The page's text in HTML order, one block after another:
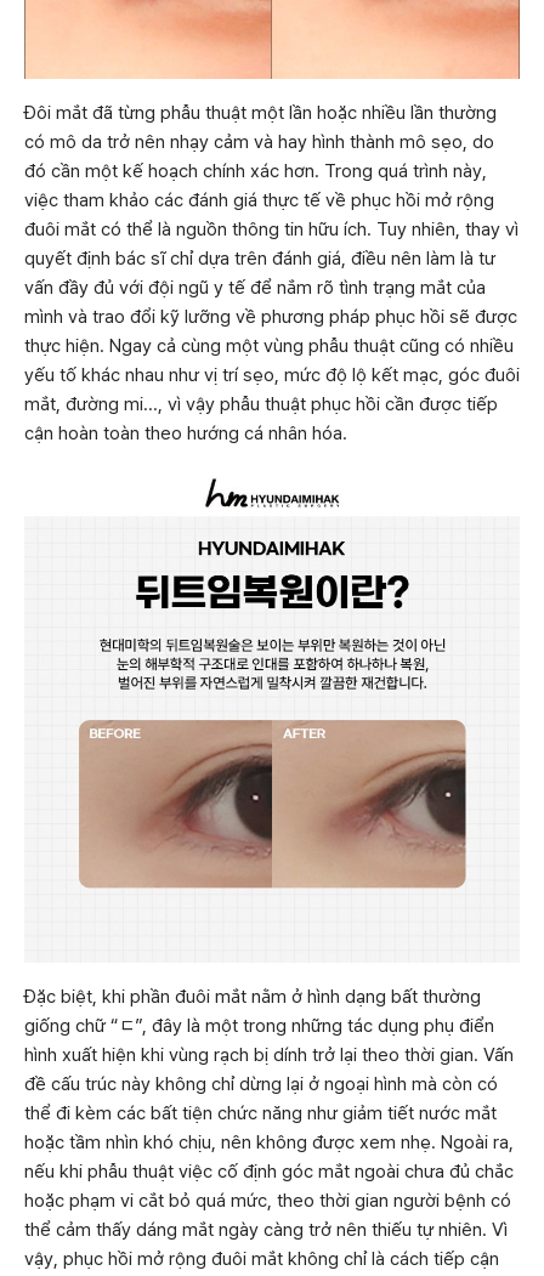
Đôi mắt đã từng phẫu thuật một lần hoặc nhiều lần thường
có mô da trở nên nhạy cảm và hay hình thành mô sẹo, do
đó cần một kế hoạch chính xác hơn. Trong quá trình này,
việc tham khảo các đánh giá thực tế về phục hồi mở rộng
đuôi mắt có thể là nguồn thông tin hữu ích. Tuy nhiên, thay vì
quyết định bác sĩ chỉ dựa trên đánh giá, điều nên làm là tư
vấn đầy đủ với đội ngũ y tế để nắm rõ tình trạng mắt của
mình và trao đổi kỹ lưỡng về phương pháp phục hồi sẽ được
thực hiện. Ngay cả cùng một vùng phẫu thuật cũng có nhiều
yếu tố khác nhau như vị trí sẹo, mức độ lộ kết mạc, góc đuôi
mắt, đường mi..., vì vậy phẫu thuật phục hồi cần được tiếp
cận hoàn toàn theo hướng cá nhân hóa.
Đặc biệt, khi phần đuôi mắt nằm ở hình dạng bất thường
giống chữ “ㄷ”, đây là một trong những tác dụng phụ điển
hình xuất hiện khi vùng rạch bị dính trở lại theo thời gian. Vấn
đề cấu trúc này không chỉ dừng lại ở ngoại hình mà còn có
thể đi kèm các bất tiện chức năng như giảm tiết nước mắt
hoặc tầm nhìn khó chịu, nên không được xem nhẹ. Ngoài ra,
nếu khi phẫu thuật việc cố định góc mắt ngoài chưa đủ chắc
hoặc phạm vi cắt bỏ quá mức, theo thời gian người bệnh có
thể cảm thấy dáng mắt ngày càng trở nên thiếu tự nhiên. Vì
vậy, phục hồi mở rộng đuôi mắt không chỉ là cách tiếp cận